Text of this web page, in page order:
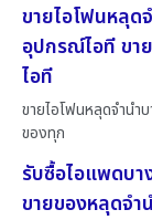
ขายไอโฟนหลุด
อุปกรณ์ไอที ขา
ไอที
ขายไอโฟนหลุดจำนำ
ของทุก
รับซื้อไอแพดบ
ขายของหลุดจำ